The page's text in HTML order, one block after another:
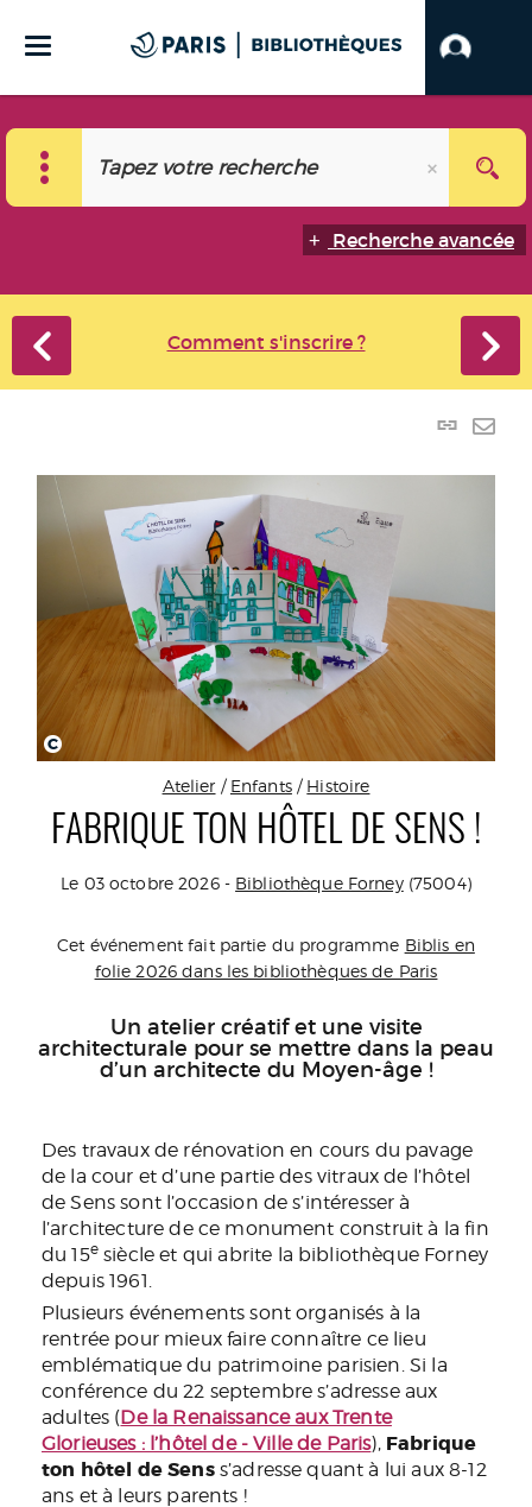
Recherche avancée
Comment s'inscrire ?
Lien
par
C
Atelier / Enfants/ Histoire
FABRIQUE TON HÔTEL DE SENS !
Le 03 octobre 2026 - Bibliothèque Forney(75004)
Cet événement fait partie du programme Biblis en
folie 2026 dans les bibliothèques de Paris
Un atelier créatif et une visite
architecturale pour se mettre dans la peau
d’un architecte du Moyen-âge !
Des travaux de rénovation en cours du pavage
de la cour et d’une partie des vitraux de l’hôtel
de Sens sont l’occasion de s’intéresser à
l’architecture de ce monument construit à la fin
du 15esiècle et qui abrite la bibliothèque Forney
depuis 1961.
Plusieurs événements sont organisés à la
rentrée pour mieux faire connaître ce lieu
emblématique du patrimoine parisien. Si la
conférence du 22 septembre s’adresse aux
adultes (De la Renaissance aux Trente
Glorieuses : l’hôtel de - Ville de Paris), Fabrique
ton hôtel de Senss’adresse quant à lui aux 8-12
ans et à leurs parents !